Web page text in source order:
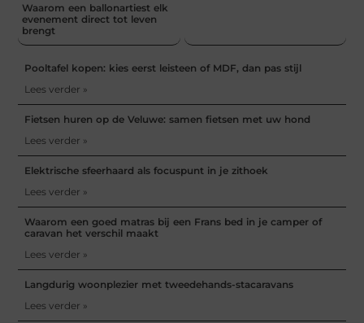
Waarom een ballonartiest elk
evenement direct tot leven
brengt
Pooltafel kopen: kies eerst leisteen of MDF, dan pas stijl
Lees verder »
Fietsen huren op de Veluwe: samen fietsen met uw hond
Lees verder »
Elektrische sfeerhaard als focuspunt in je zithoek
Lees verder »
Waarom een goed matras bij een Frans bed in je camper of
caravan het verschil maakt
Lees verder »
Langdurig woonplezier met tweedehands-stacaravans
Lees verder »